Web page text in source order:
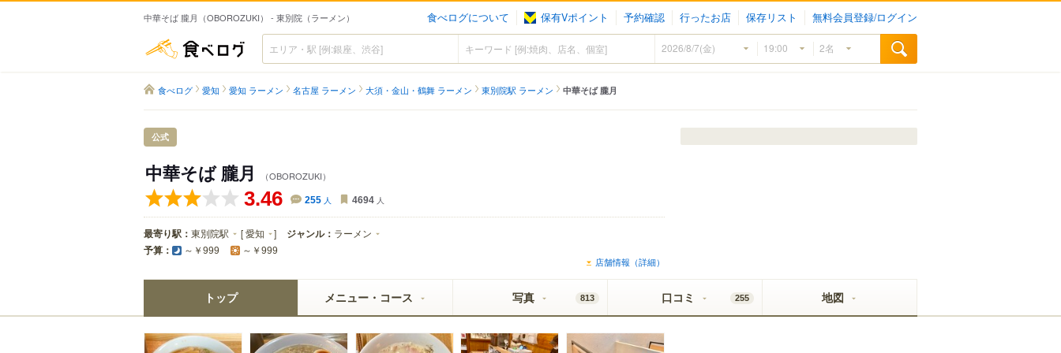
中華そば 朧月（OBOROZUKI） - 東別院（ラーメン） 食べログについて 保有Vポイント 予約確認 行ったお店 保存リスト 無料会員登録/ログイン
食べログ
食べログ 愛知 愛知 ラーメン 名古屋 ラーメン 大須・金山・鶴舞 ラーメン 東別院駅 ラーメン 中華そば 朧月
公式
中華そば 朧月 （OBOROZUKI）
3.46 255 人 4694 人
最寄り駅： 東別院駅 [愛知 ] ジャンル： ラーメン
予算： ～￥999 ～￥999
店舗情報（詳細）
トップ メニュー・コース 写真 813 口コミ 255 地図